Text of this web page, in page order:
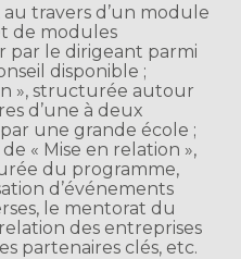
au travers d’un module
de modules
par le dirigeant parmi
disponible ;
», structurée autour
d’une à deux
une grande école ;
« Mise en relation »,
du programme,
d’événements
le mentorat du
des entreprises
partenaires clés, etc.